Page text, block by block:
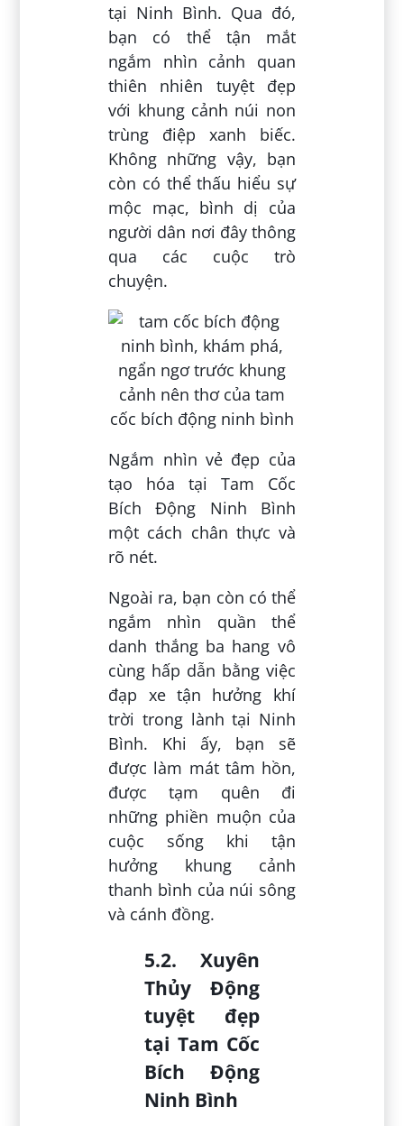
tại Ninh Bình. Qua đó,
bạn có thể tận mắt
ngắm nhìn cảnh quan
thiên nhiên tuyệt đẹp
với khung cảnh núi non
trùng điệp xanh biếc.
Không những vậy, bạn
còn có thể thấu hiểu sự
mộc mạc, bình dị của
người dân nơi đây thông
qua các cuộc trò
chuyện.
Ngắm nhìn vẻ đẹp của
tạo hóa tại Tam Cốc
Bích Động Ninh Bình
một cách chân thực và
rõ nét.
Ngoài ra, bạn còn có thể
ngắm nhìn quần thể
danh thắng ba hang vô
cùng hấp dẫn bằng việc
đạp xe tận hưởng khí
trời trong lành tại Ninh
Bình. Khi ấy, bạn sẽ
được làm mát tâm hồn,
được tạm quên đi
những phiền muộn của
cuộc sống khi tận
hưởng khung cảnh
thanh bình của núi sông
và cánh đồng.
5.2. Xuyên
Thủy Động
tuyệt đẹp
tại Tam Cốc
Bích Động
Ninh Bình